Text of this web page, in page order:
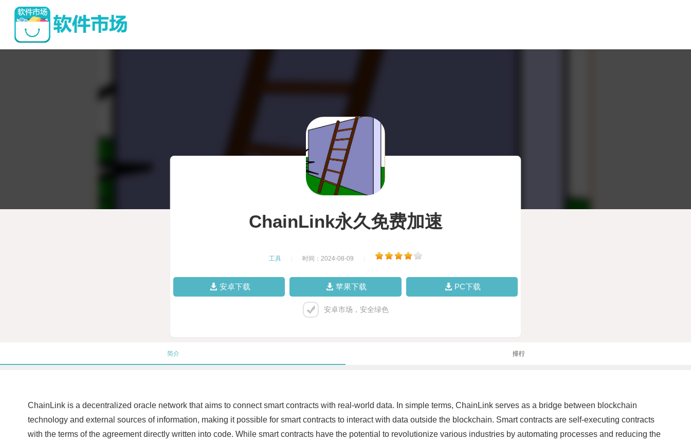
ChainLink永久免费加速
工具 时间：2024-08-09
安卓下载 苹果下载 PC下载
安卓市场，安全绿色
简介 排行
ChainLink is a decentralized oracle network that aims to connect smart contracts with real-world data. In simple terms, ChainLink serves as a bridge between blockchain
technology and external sources of information, making it possible for smart contracts to interact with data outside the blockchain. Smart contracts are self-executing contracts
with the terms of the agreement directly written into code. While smart contracts have the potential to revolutionize various industries by automating processes and reducing the